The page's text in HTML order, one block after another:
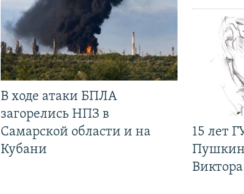
В ходе атаки БПЛА
загорелись НПЗ в
Самарской области и на
Кубани
15 лет